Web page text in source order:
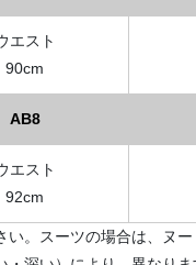
エスト
90cm
AB8
エスト
92cm
い。スーツの場合は、ヌ